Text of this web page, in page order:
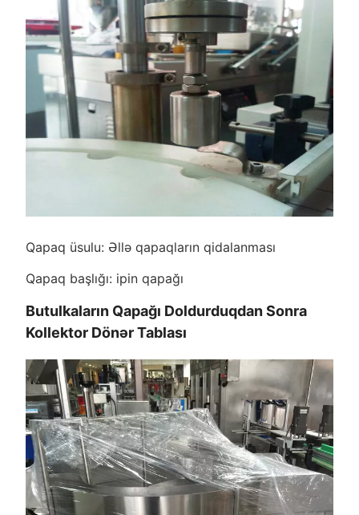
Qapaq üsulu: Əllə qapaqların qidalanması
Qapaq başlığı: ipin qapağı
Butulkaların Qapağı Doldurduqdan Sonra
Kollektor Dönər Tablası